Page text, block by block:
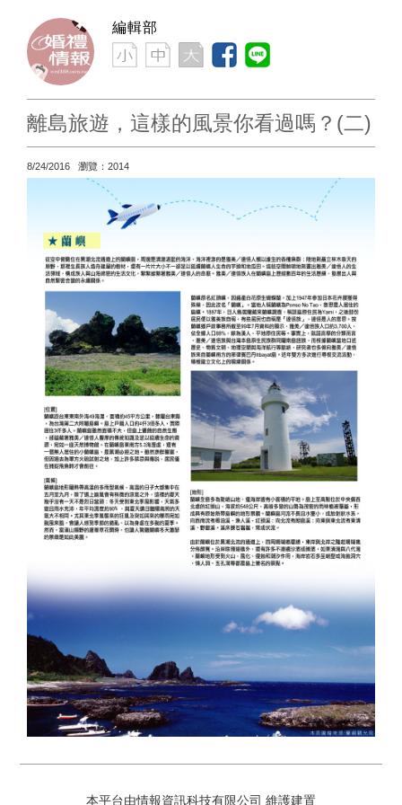
編輯部
離島旅遊，這樣的風景你看過嗎？(二)
8/24/2016 瀏覽：2014
本平台由情報資訊科技有限公司 維護建置